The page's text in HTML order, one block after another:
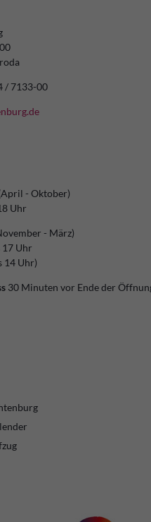
/ 7133-00
- Oktober)
Uhr
- März)
Uhr
14 Uhr)
30 Minuten vor Ende der